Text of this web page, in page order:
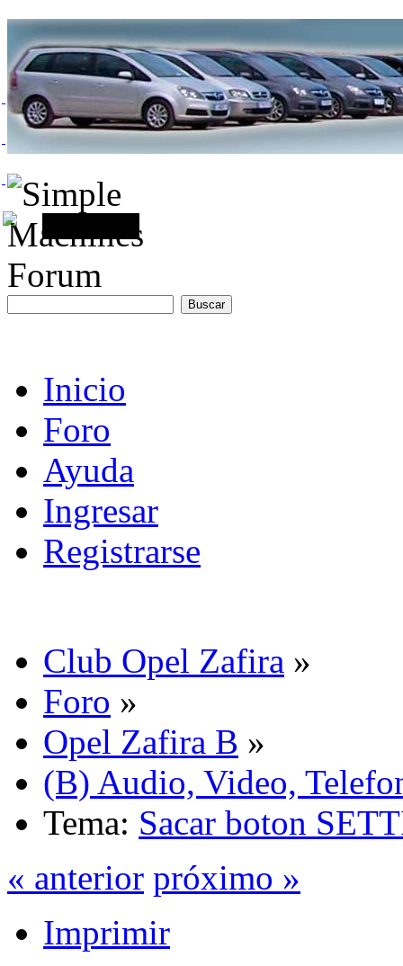
Inicio
Foro
Ayuda
Ingresar
Registrarse
Club Opel Zafira »
Foro »
Opel Zafira B »
(B) Audio, Video,
Tema: Sacar boton
« anterior próximo »
Imprimir